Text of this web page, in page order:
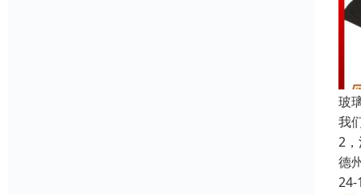
玻
我
2
德
24-